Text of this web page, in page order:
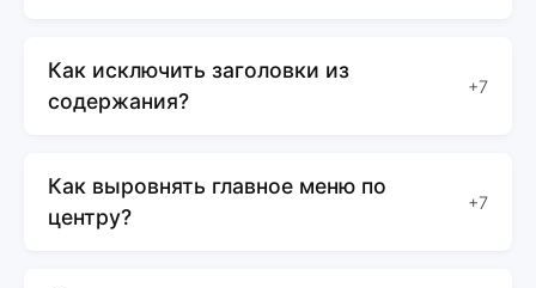
Как исключить заголовки из
содержания?
+7
Как выровнять главное меню по
центру?
+7